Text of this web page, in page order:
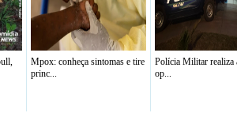
Mpox: conheça sintomas e tire
princ...
Polícia Militar realiza
op...